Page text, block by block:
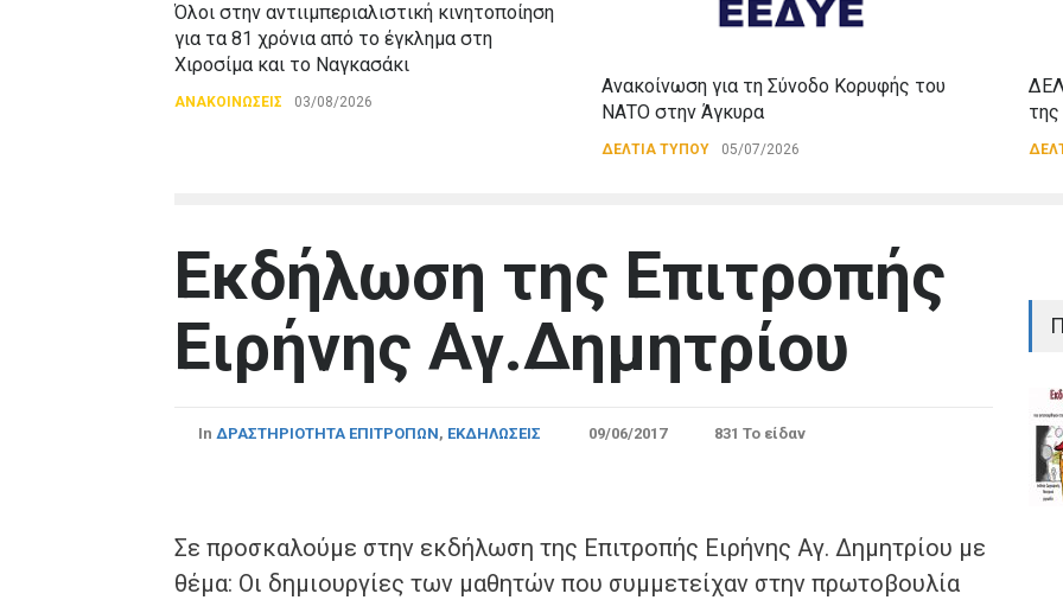
Όλοι στην αντιιμπεριαλιστική κινητοποίηση
για τα 81 χρόνια από το έγκλημα στη
Χιροσίμα και το Ναγκασάκι
ΑΝΑΚΟΙΝΩΣΕΙΣ 03/08/2026
Ανακοίνωση για τη Σύνοδο Κορυφής του
ΝΑΤΟ στην Άγκυρα
ΔΕΛΤΙΑ ΤΥΠΟΥ 05/07/2026
Εκδήλωση της Επιτροπής
Ειρήνης Αγ.Δημητρίου
In ΔΡΑΣΤΗΡΙΟΤΗΤΑ ΕΠΙΤΡΟΠΩΝ, ΕΚΔΗΛΩΣΕΙΣ 09/06/2017 831 Το είδαν
Σε προσκαλούμε στην εκδήλωση της Επιτροπής Ειρήνης Αγ. Δημητρίου με
θέμα: Οι δημιουργίες των μαθητών που συμμετείχαν στην πρωτοβουλία